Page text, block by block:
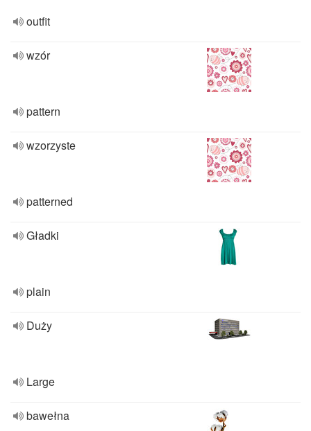
outfit
wzór
pattern
wzorzyste
patterned
Gładki
plain
Duży
Large
bawełna